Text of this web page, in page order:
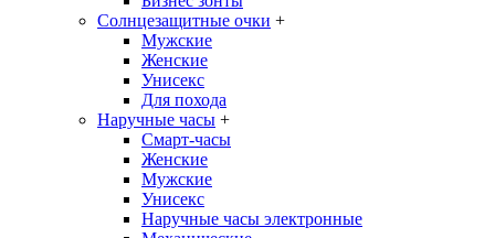
Солнцезащитные очки +
Мужские
Женские
Унисекс
Для похода
Наручные часы +
Смарт-часы
Женские
Мужские
Унисекс
Наручные часы электронные